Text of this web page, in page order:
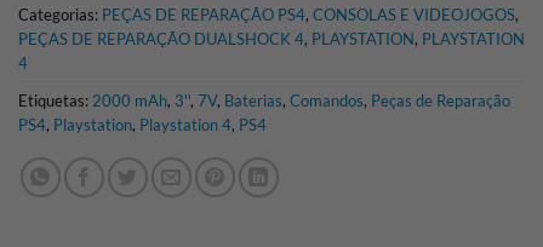
Categorias: PEÇAS DE REPARAÇÃO PS4, CONSOLAS E VIDEOJOGOS,
PEÇAS DE REPARAÇÃO DUALSHOCK 4, PLAYSTATION, PLAYSTATION
4
Etiquetas: 2000 mAh, 3'', 7V, Baterias, Comandos, Peças de Reparação
PS4, Playstation, Playstation 4, PS4